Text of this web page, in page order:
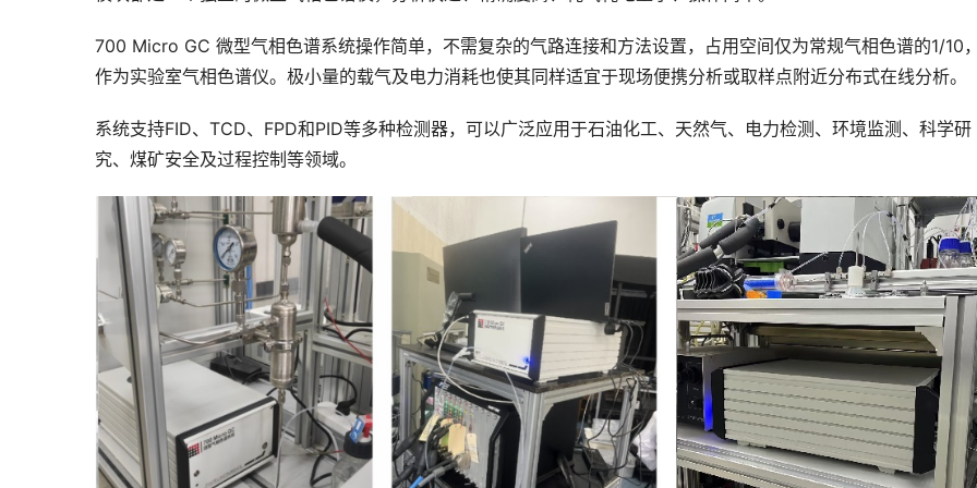
700 Micro GC 微型气相色谱系统操作简单，不需复杂的气路连接和方法设置，占用空间仅为常规气相色谱的1/10
作为实验室气相色谱仪。极小量的载气及电力消耗也使其同样适宜于现场便携分析或取样点附近分布式在线分析。
系统支持FID、TCD、FPD和PID等多种检测器，可以广泛应用于石油化工、天然气、电力检测、环境监测、科学研
究、煤矿安全及过程控制等领域。